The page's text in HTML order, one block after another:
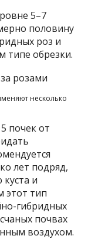
5–7
половину
роз и
типе обрезки.
несколько
почек от
лет подряд,
и
этот тип
гибридных
почвах
воздухом.